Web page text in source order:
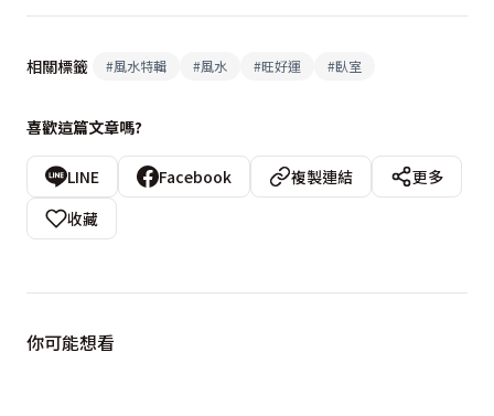
相關標籤 #風水特輯 #風水 #旺好運 #臥室
喜歡這篇文章嗎?
LINE Facebook 複製連結
更多
收藏
你可能想看